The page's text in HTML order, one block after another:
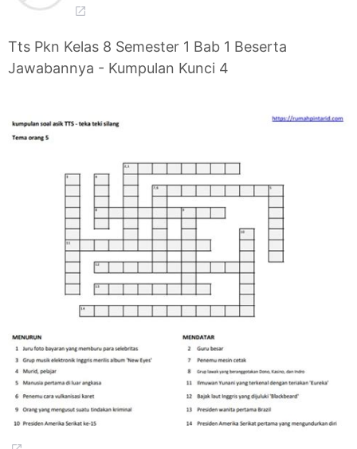
Tts Pkn Kelas 8 Semester 1 Bab 1 Beserta
Jawabannya - Kumpulan Kunci 4